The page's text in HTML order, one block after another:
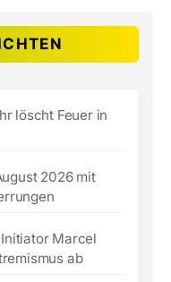
löscht Feuer in
2026 mit
Initiator Marcel
ab